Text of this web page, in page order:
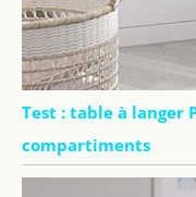
Test : table à langer
compartiments